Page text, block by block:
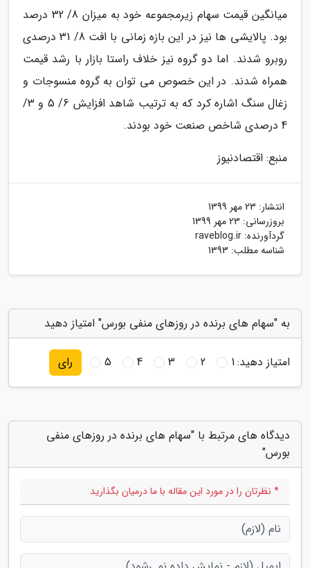
میانگین قیمت سهام زیرمجموعه خود به میزان 8/ 32 درصد
بود. پالایشی ها نیز در این بازه زمانی با افت 8/ 31 درصدی
روبرو شدند. اما دو گروه نیز خلاف راستا بازار با رشد قیمت
همراه شدند. در این خصوص می توان به گروه منسوجات و
زغال سنگ اشاره کرد که به ترتیب شاهد افزایش 6/ 5 و 3/
4 درصدی شاخص صنعت خود بودند.
منبع: اقتصادنیوز
انتشار: 23 مهر 1399
بروزرسانی: 23 مهر 1399
گردآورنده: raveblog.ir
شناسه مطلب: 1393
به "سهام های برنده در روزهای منفی بورس" امتیاز دهید
امتیاز دهید:1
2
3
4
5 رای
دیدگاه های مرتبط با "سهام های برنده در روزهای منفی
بورس"
* نظرتان را در مورد این مقاله با ما درمیان بگذارید